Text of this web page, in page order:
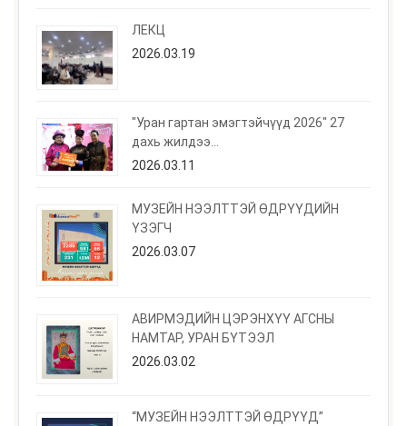
ЛЕКЦ
2026.03.19
"Уран гартан эмэгтэйчүүд 2026" 27
дахь жилдээ...
2026.03.11
МУЗЕЙН НЭЭЛТТЭЙ ӨДРҮҮДИЙН
ҮЗЭГЧ
2026.03.07
АВИРМЭДИЙН ЦЭРЭНХҮҮ АГСНЫ
НАМТАР, УРАН БҮТЭЭЛ
2026.03.02
“МУЗЕЙН НЭЭЛТТЭЙ ӨДРҮҮД”